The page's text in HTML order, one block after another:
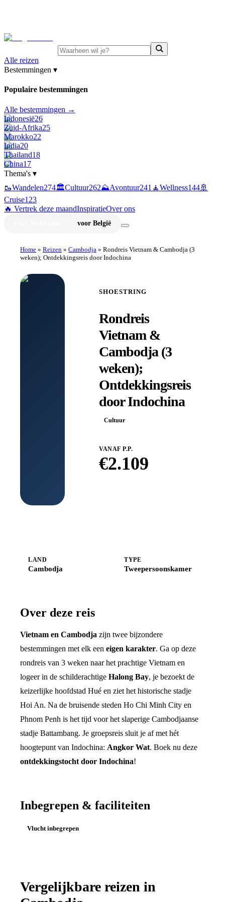
Alle reizen
Bestemmingen ▾
Populaire bestemmingen
Alle bestemmingen →
Indonesië26
Zuid-Afrika25
Marokko22
India20
Thailand18
China17
Thema's ▾
🥾Wandelen274🏛️Cultuur262⛰️Avontuur241 🧘Wellness144🚢
Cruise123
🔥 Vertrek deze maandInspiratieOver ons
voor België
Home » Reizen » Cambodja » Rondreis Vietnam & Cambodja (3
weken); Ontdekkingsreis door Indochina
SHOESTRING
Rondreis
Vietnam &
Cambodja (3
weken);
Ontdekkingsreis
door Indochina
Cultuur
VANAF P.P.
€2.109
LAND
Cambodja
TYPE
Tweepersoonskamer
Over deze reis
Vietnam en Cambodja zijn twee bijzondere
bestemmingen met elk een eigen karakter. Ga op deze
rondreis van 3 weken naar het prachtige Vietnam en
logeer in de schilderachtige Halong Bay, je bezoekt de
keizerlijke hoofdstad Hué en ziet het historische stadje
Hoi An. Na de bruisende steden Ho Chi Minh City en
Phnom Penh is het tijd voor het slaperige Cambodjaanse
stadje Battambang. Je groepsreis sluit je af met hét
hoogtepunt van Indochina: Angkor Wat. Boek nu deze
ontdekkingstocht door Indochina!
Inbegrepen & faciliteiten
Vlucht inbegrepen
Vergelijkbare reizen in